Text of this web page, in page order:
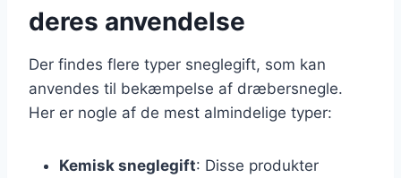
deres anvendelse
Der findes flere typer sneglegift, som kan
anvendes til bekæmpelse af dræbersnegle.
Her er nogle af de mest almindelige typer:
Kemisk sneglegift: Disse produkter